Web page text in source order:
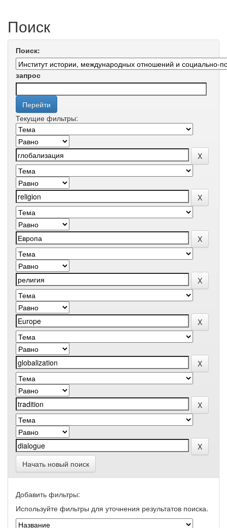
Поиск
Поиск:
запрос
Текущие фильтры:
Начать новый поиск
Добавить фильтры:
Используйте фильтры для уточнения результатов поиска.